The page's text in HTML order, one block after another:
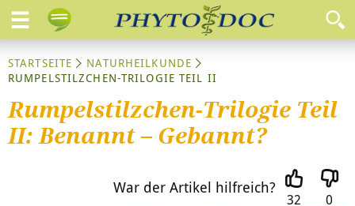
STARTSEITE
NATURHEILKUNDE
RUMPELSTILZCHEN-TRILOGIE TEIL II
Rumpelstilzchen-Trilogie Teil
II: Benannt – Gebannt?
War der Artikel hilfreich?
32 0